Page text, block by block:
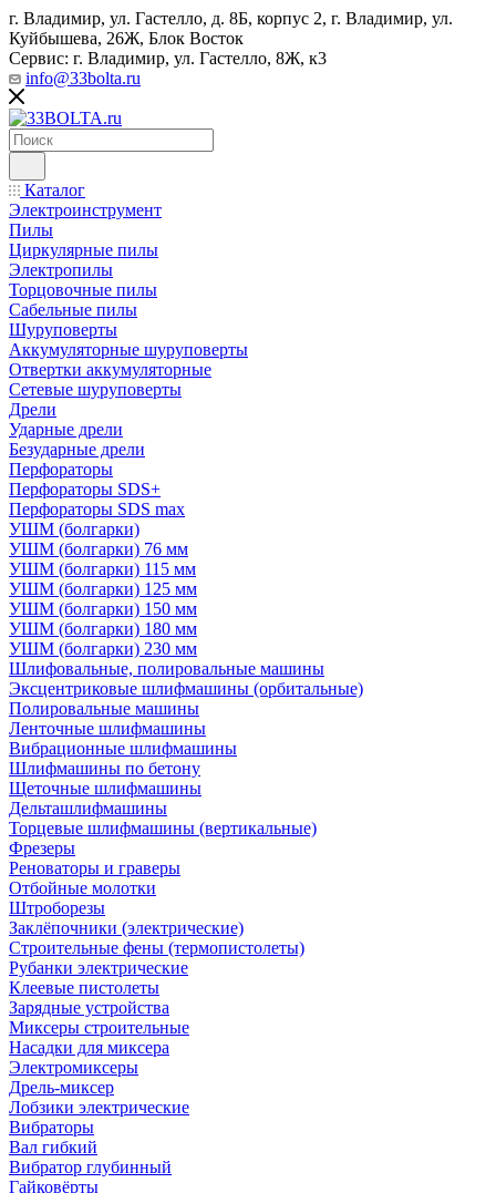
г. Владимир, ул. Гастелло, д. 8Б, корпус 2, г. Владимир, ул. ​
Куйбышева, 26Ж, Блок Восток
Сервис: г. Владимир, ул. Гастелло, 8Ж, к3
info@33bolta.ru
Каталог
Электроинструмент
Пилы
Циркулярные пилы
Электропилы
Торцовочные пилы
Сабельные пилы
Шуруповерты
Аккумуляторные шуруповерты
Отвертки аккумуляторные
Сетевые шуруповерты
Дрели
Ударные дрели
Безударные дрели
Перфораторы
Перфораторы SDS+
Перфораторы SDS max
УШМ (болгарки)
УШМ (болгарки) 76 мм
УШМ (болгарки) 115 мм
УШМ (болгарки) 125 мм
УШМ (болгарки) 150 мм
УШМ (болгарки) 180 мм
УШМ (болгарки) 230 мм
Шлифовальные, полировальные машины
Эксцентриковые шлифмашины (орбитальные)
Полировальные машины
Ленточные шлифмашины
Вибрационные шлифмашины
Шлифмашины по бетону
Щеточные шлифмашины
Дельташлифмашины
Торцевые шлифмашины (вертикальные)
Фрезеры
Реноваторы и граверы
Отбойные молотки
Штроборезы
Заклёпочники (электрические)
Строительные фены (термопистолеты)
Рубанки электрические
Клеевые пистолеты
Зарядные устройства
Миксеры строительные
Насадки для миксера
Электромиксеры
Дрель-миксер
Лобзики электрические
Вибраторы
Вал гибкий
Вибратор глубинный
Гайковёрты